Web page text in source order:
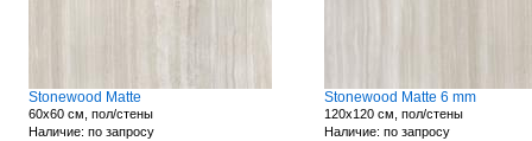
Stonewood Matte
60x60 см, пол/стены
Наличие: по запросу
Stonewood Matte 6 mm
120x120 см, пол/стены
Наличие: по запросу